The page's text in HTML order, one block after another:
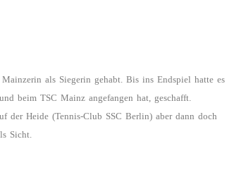
als Siegerin gehabt. Bis ins Endspiel hatte es
beim TSC Mainz angefangen hat, geschafft.
der Heide (Tennis-Club SSC Berlin) aber dann doch
Sicht.